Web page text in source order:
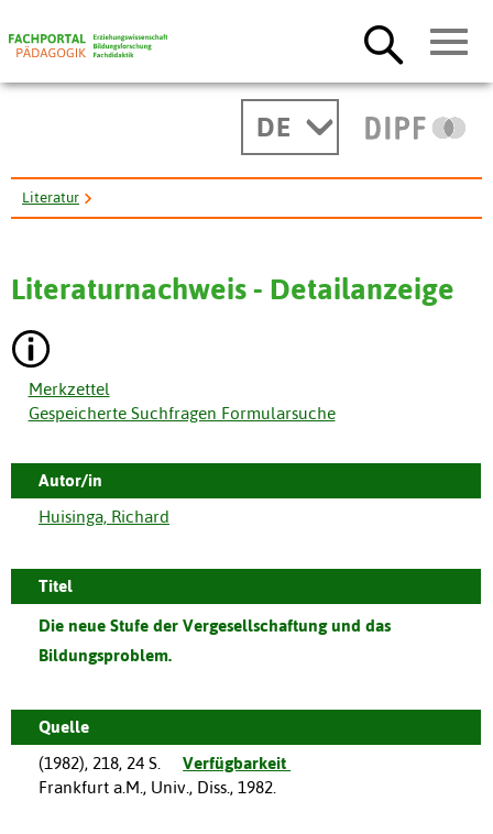
DE
Literatur
Literaturnachweis - Detailanzeige
Merkzettel
Gespeicherte Suchfragen Formularsuche
Autor/in
Huisinga, Richard
Titel
Die neue Stufe der Vergesellschaftung und das
Bildungsproblem.
Quelle
(1982), 218, 24 S.
Verfügbarkeit
Frankfurt a.M., Univ., Diss., 1982.